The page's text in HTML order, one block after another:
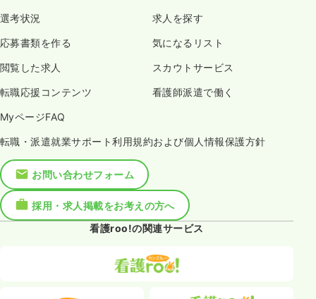
選考状況 求人を探す
応募書類を作る 気になるリスト
閲覧した求人 スカウトサービス
転職応援コンテンツ 看護師派遣で働く
MyページFAQ
転職・派遣就業サポート利用規約および個人情報保護方針
お問い合わせフォーム
採用・求人掲載をお考えの方へ
看護roo!の関連サービス